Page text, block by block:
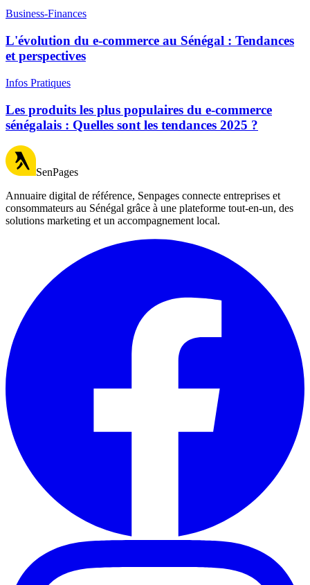
Business-Finances
L'évolution du e-commerce au Sénégal : Tendances
et perspectives
Infos Pratiques
Les produits les plus populaires du e-commerce
sénégalais : Quelles sont les tendances 2025 ?
SenPages
Annuaire digital de référence, Senpages connecte entreprises et
consommateurs au Sénégal grâce à une plateforme tout-en-un, des
solutions marketing et un accompagnement local.